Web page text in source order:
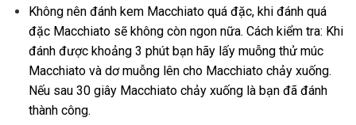
Không nên đánh kem Macchiato quá đặc, khi đánh quá
đặc Macchiato sẽ không còn ngon nữa. Cách kiểm tra: Khi
đánh được khoảng 3 phút bạn hãy lấy muỗng thử múc
Macchiato và dơ muỗng lên cho Macchiato chảy xuống.
Nếu sau 30 giây Macchiato chảy xuống là bạn đã đánh
thành công.